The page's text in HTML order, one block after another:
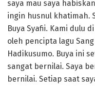
saya mau saya
ingin husnul khatimah.
Buya Syafii. Kami dulu
oleh pencipta lagu
Hadikusumo. Buya ini
sangat bernilai. Saya
bernilai. Setiap saat